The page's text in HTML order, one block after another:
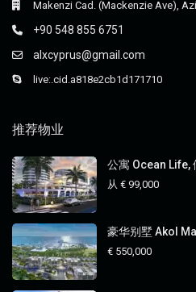
Makenzi Cad. (Mackenzie Ave),
+90 548 855 6751
alxcyprus@gmail.com
live:.cid.a818e2cb1d171710
推荐物业
公寓 Ocean Life,
从 € 99,000
豪华别墅 Akol
€ 550,000